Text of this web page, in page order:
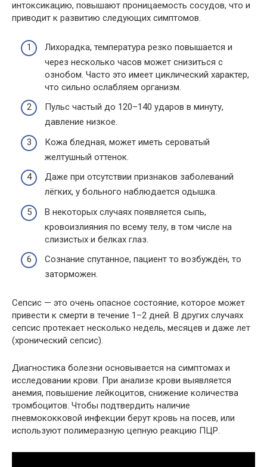
интоксикацию, повышают проницаемость сосудов, что и
приводит к развитию следующих симптомов.
Лихорадка, температура резко повышается и
через несколько часов может снизиться с
ознобом. Часто это имеет циклический характер,
что сильно ослабляем организм.
Пульс частый до 120–140 ударов в минуту,
давление низкое.
Кожа бледная, может иметь сероватый
желтушный оттенок.
Даже при отсутствии признаков заболеваний
лёгких, у больного наблюдается одышка.
В некоторых случаях появляется сыпь,
кровоизлияния по всему телу, в том числе на
слизистых и белках глаз.
Сознание спутанное, пациент то возбуждён, то
заторможен.
Сепсис — это очень опасное состояние, которое может
привести к смерти в течение 1–2 дней. В других случаях
сепсис протекает несколько недель, месяцев и даже лет
(хронический сепсис).
Диагностика болезни основывается на симптомах и
исследовании крови. При анализе крови выявляется
анемия, повышение лейкоцитов, снижение количества
тромбоцитов. Чтобы подтвердить наличие
пневмококковой инфекции берут кровь на посев, или
используют полимеразную цепную реакцию ПЦР.